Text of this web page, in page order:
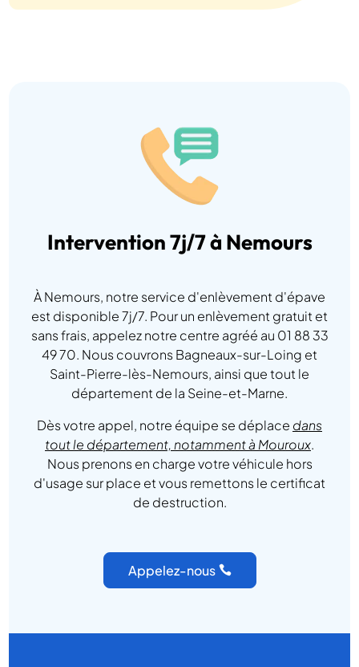
Intervention 7j/7 à Nemours
À Nemours, notre service d'enlèvement d'épave
est disponible 7j/7. Pour un enlèvement gratuit et
sans frais, appelez notre centre agréé au 01 88 33
49 70. Nous couvrons Bagneaux-sur-Loing et
Saint-Pierre-lès-Nemours, ainsi que tout le
département de la Seine-et-Marne.
Dès votre appel, notre équipe se déplace dans
tout le département, notamment à Mouroux.
Nous prenons en charge votre véhicule hors
d'usage sur place et vous remettons le certificat
de destruction.
Appelez-nous